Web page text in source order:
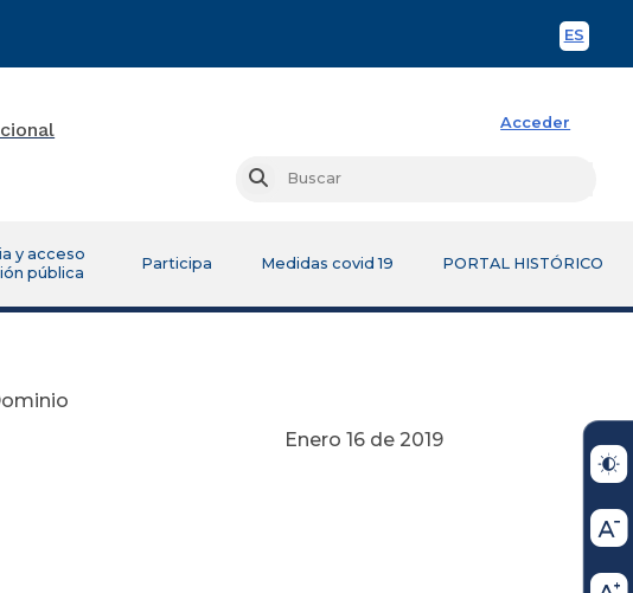
ES
Acceder
Buscar
y acceso
pública
Participa Medidas covid 19 PORTAL HISTÓRICO
Enero 16 de 2019